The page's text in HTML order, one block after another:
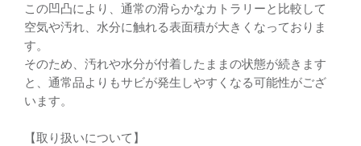
この凹凸により、通常の滑らかなカトラリーと比較して
空気や汚れ、水分に触れる表面積が大きくなっておりま
す。
そのため、汚れや水分が付着したままの状態が続きます
と、通常品よりもサビが発生しやすくなる可能性がござ
います。
【取り扱いについて】